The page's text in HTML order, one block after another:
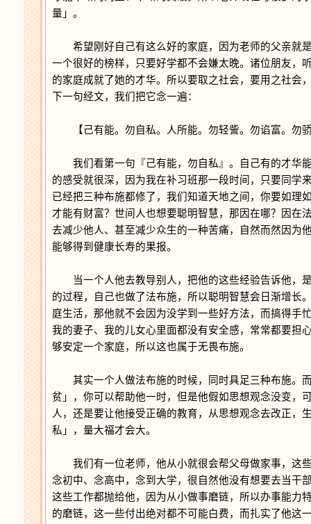
量」。
希望刚好自己有这么好的家庭，因为老师的父亲就
一个很好的榜样，只要好学都不会嫌太晚。诸位朋友，
的家庭成就了她的才华。所以要取之社会，要用之社会
下一句经文，我们把它念一遍：
【己有能。勿自私。人所能。勿轻訾。勿谄富。勿
我们看第一句『己有能，勿自私』。自己有的才华
的感受就很深，因为我在补习班那一段时间，只要同学
已经把三种布施都修了，我们知道天地之间，你要如理
才能有财富？世间人也想要聪明智慧，那因在哪？因在
去减少他人、甚至减少众生的一种苦痛，自然而然因为
能够得到健康长寿的果报。
当一个人他去教导别人，把他的这些经验告诉他，
的过程，自己也做了法布施，所以聪明智慧会日渐增长
庭生活，那他就不会因为没学到一些好方法，而搞得手
我的妻子、我的儿女心里面都没有安全感，常常都要担
够安定一个家庭，所以这也属于无畏布施。
其实一个人做法布施的时候，同时具足三种布施。
贫」，你可以帮助他一时，但是他假如思想观念没变，
人，还是要让他接受正确的教育，从思想观念去改正，
私」，量大福才会大。
我们有一位老师，他从小就很会帮父母做家事，这
念初中、念高中，念到大学，很自然他没有想要去当干
这些工作都抛给他，因为从小做事磨链，所以办事能力
的磨链，这一些付出绝对都不可能白费，而扎实了他这